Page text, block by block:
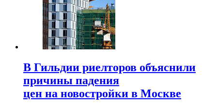
В Гильдии риелторов объяснили
причины падения
цен на новостройки в Москве